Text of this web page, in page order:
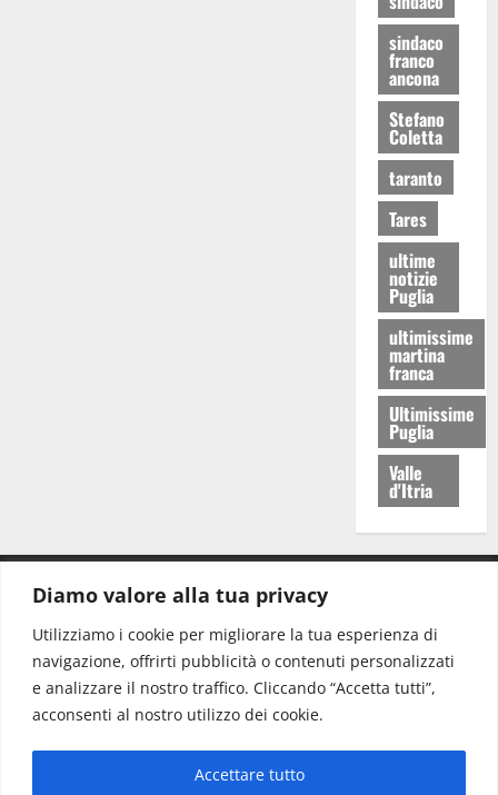
Diamo valore alla tua privacy
Utilizziamo i cookie per migliorare la tua esperienza di
navigazione, offrirti pubblicità o contenuti personalizzati
e analizzare il nostro traffico. Cliccando “Accetta tutti”,
acconsenti al nostro utilizzo dei cookie.
Accettare tutto
sindaco
franco
ancona
Stefano
Coletta
taranto
Tares
ultime
notizie
Puglia
ultimissime
martina
franca
Ultimissime
Puglia
Valle
d'Itria
Redazione: redazione@www.martinasera.it
Direttore:direttore@www.martinasera.it
Info & Commerciale:info@www.martinasera.it